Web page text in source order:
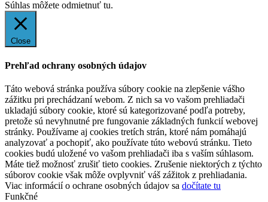
Súhlas môžete odmietnuť tu.
Close
Prehľad ochrany osobných údajov
Táto webová stránka používa súbory cookie na zlepšenie vášho
zážitku pri prechádzaní webom. Z nich sa vo vašom prehliadači
ukladajú súbory cookie, ktoré sú kategorizované podľa potreby,
pretože sú nevyhnutné pre fungovanie základných funkcií webovej
stránky. Používame aj cookies tretích strán, ktoré nám pomáhajú
analyzovať a pochopiť, ako používate túto webovú stránku. Tieto
cookies budú uložené vo vašom prehliadači iba s vaším súhlasom.
Máte tiež možnosť zrušiť tieto cookies. Zrušenie niektorých z týchto
súborov cookie však môže ovplyvniť váš zážitok z prehliadania.
Viac informácií o ochrane osobných údajov sa dočítate tu
Funkčné